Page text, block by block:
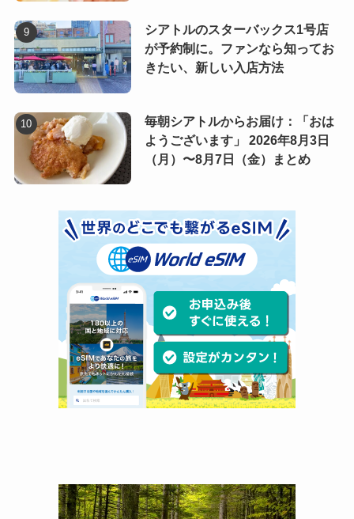
シアトルのスターバックス1号店
が予約制に。ファンなら知ってお
きたい、新しい入店方法
毎朝シアトルからお届け：「おは
ようございます」 2026年8月3日
（月）〜8月7日（金）まとめ